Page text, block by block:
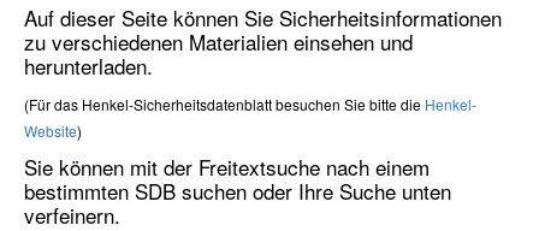
Auf dieser Seite können Sie Sicherheitsinformationen
zu verschiedenen Materialien einsehen und
herunterladen.
(Für das Henkel-Sicherheitsdatenblatt besuchen Sie bitte die Henkel-
Website)
Sie können mit der Freitextsuche nach einem
bestimmten SDB suchen oder Ihre Suche unten
verfeinern.